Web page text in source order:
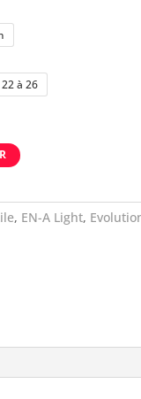
22 à 26
, EN-A Light,